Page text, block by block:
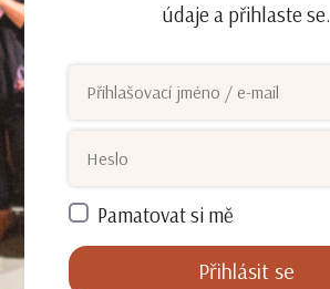
údaje a přihlaste se.
Pamatovat si mě
Přihlásit se